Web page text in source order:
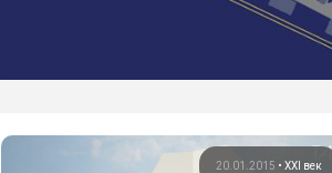
20.01.2015 •XXI век